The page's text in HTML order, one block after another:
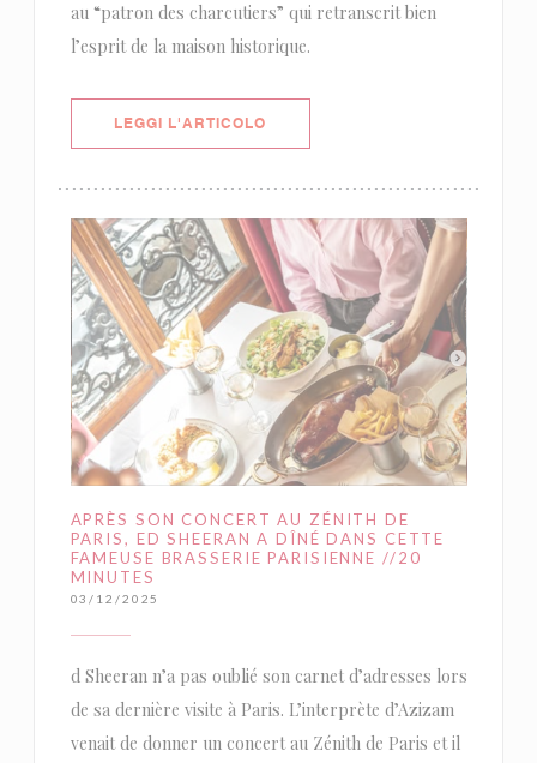
au “patron des charcutiers” qui retranscrit bien
l’esprit de la maison historique.
LEGGI L'ARTICOLO
APRÈS SON CONCERT AU ZÉNITH DE
PARIS, ED SHEERAN A DÎNÉ DANS CETTE
FAMEUSE BRASSERIE PARISIENNE //20
MINUTES
03/12/2025
d Sheeran n’a pas oublié son carnet d’adresses lors
de sa dernière visite à Paris. L’interprète d’Azizam
venait de donner un concert au Zénith de Paris et il